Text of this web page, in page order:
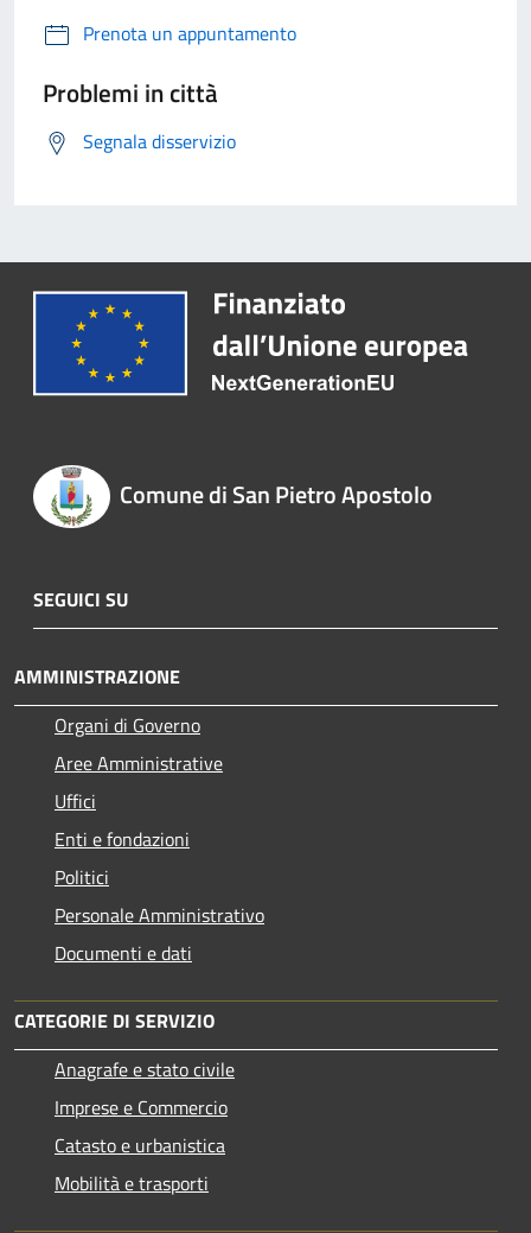
Prenota un appuntamento
Problemi in città
Segnala disservizio
Comune di San Pietro Apostolo
SEGUICI SU
AMMINISTRAZIONE
Organi di Governo
Aree Amministrative
Uffici
Enti e fondazioni
Politici
Personale Amministrativo
Documenti e dati
CATEGORIE DI SERVIZIO
Anagrafe e stato civile
Imprese e Commercio
Catasto e urbanistica
Mobilità e trasporti